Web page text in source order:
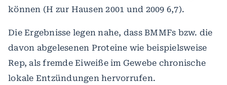
können (H zur Hausen 2001 und 2009 6,7).
Die Ergebnisse legen nahe, dass BMMFs bzw. die
davon abgelesenen Proteine wie beispielsweise
Rep, als fremde Eiweiße im Gewebe chronische
lokale Entzündungen hervorrufen.